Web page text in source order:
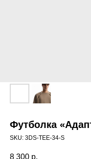
Футболка
SKU: 3DS-TEE-34-S
8 300 р.